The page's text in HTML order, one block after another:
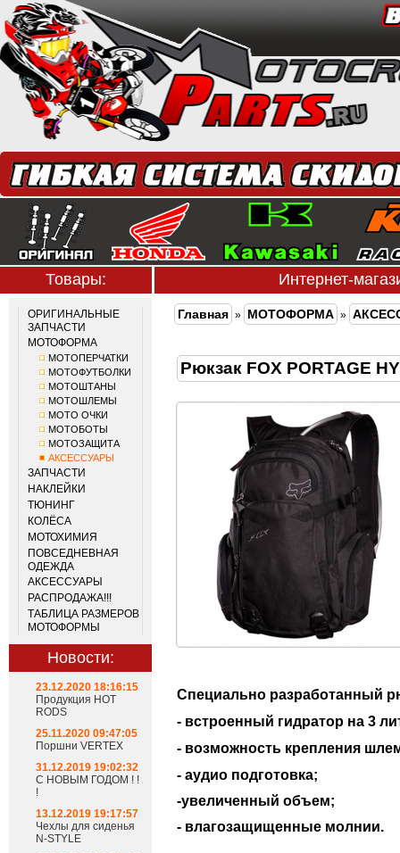
Товары: Интернет-
ОРИГИНАЛЬНЫЕ
ЗАПЧАСТИ
МОТОФОРМА
МОТОПЕРЧАТКИ
МОТОФУТБОЛКИ
МОТОШТАНЫ
МОТОШЛЕМЫ
МОТО ОЧКИ
МОТОБОТЫ
МОТОЗАЩИТА
АКСЕССУАРЫ
ЗАПЧАСТИ
НАКЛЕЙКИ
ТЮНИНГ
КОЛЁСА
МОТОХИМИЯ
ПОВСЕДНЕВНАЯ
ОДЕЖДА
АКСЕССУАРЫ
РАСПРОДАЖА!!!
ТАБЛИЦА РАЗМЕРОВ
МОТОФОРМЫ
Новости:
23.12.2020 18:16:15
Продукция HOT
RODS
25.11.2020 09:47:05
Поршни VERTEX
31.12.2019 19:02:32
С НОВЫМ ГОДОМ ! !
!
13.12.2019 19:17:57
Чехлы для сиденья
N-STYLE
Главная » МОТОФОРМА »
Рюкзак FOX PORTAGE
Специально разработанный
- встроенный гидратор на 3
- возможность крепления
- аудио подготовка;
-увеличенный объем;
- влагозащищенные молнии.